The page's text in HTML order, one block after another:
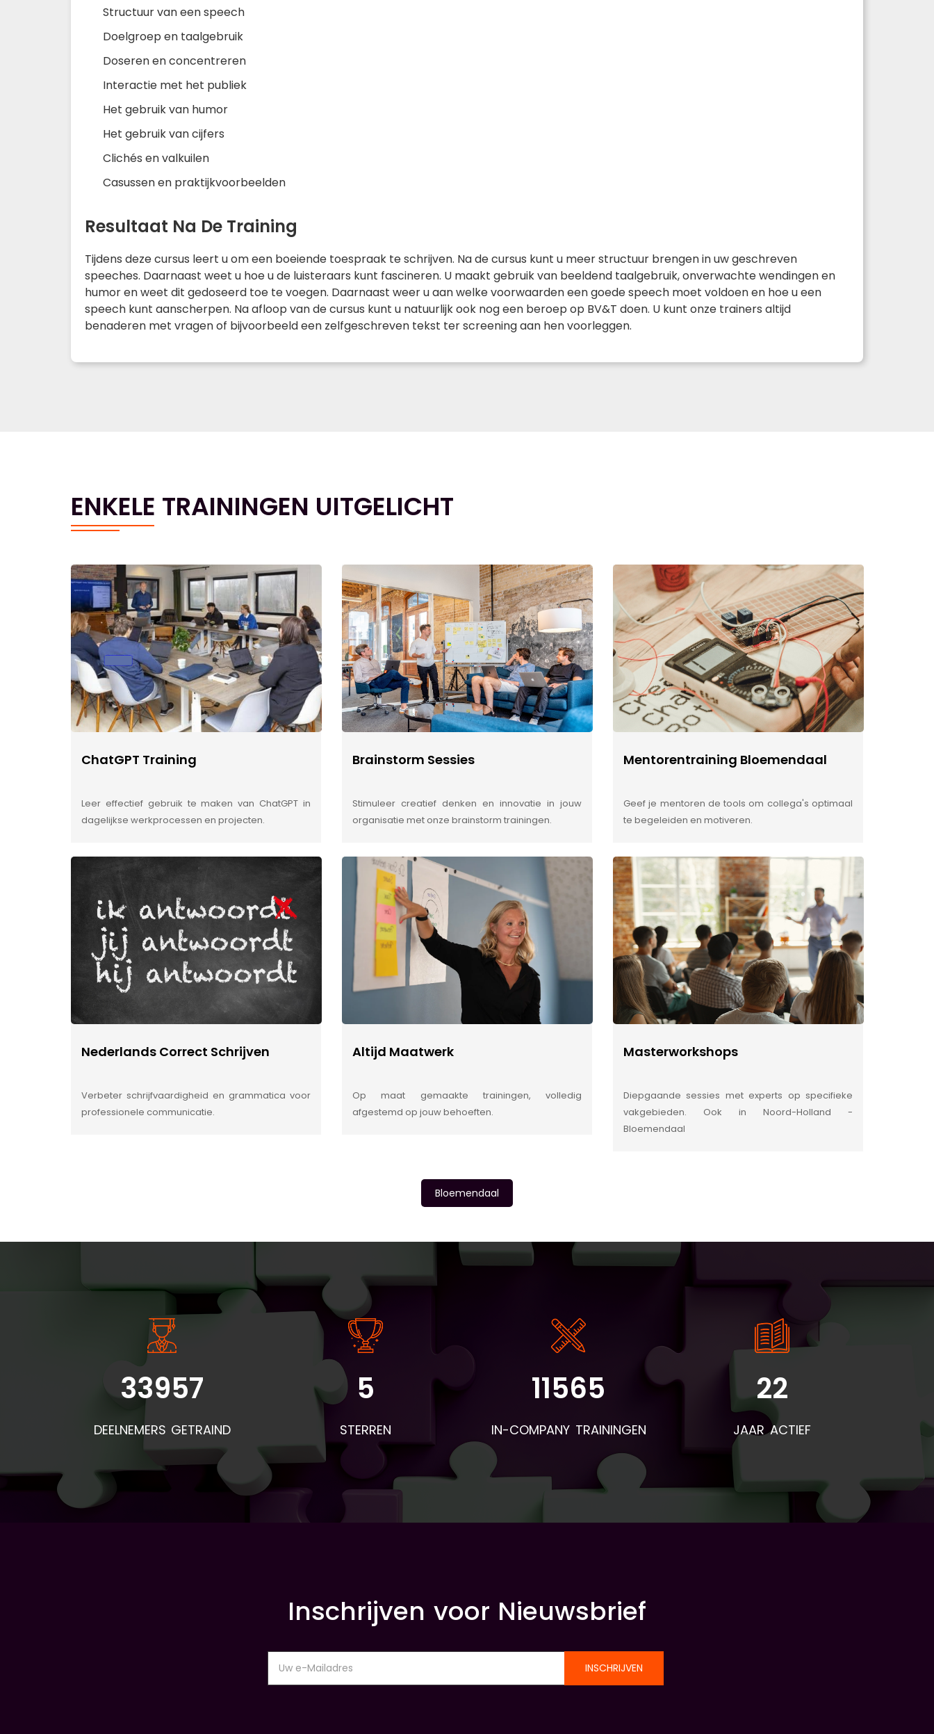
Structuur van een speech
Doelgroep en taalgebruik
Doseren en concentreren
Interactie met het publiek
Het gebruik van humor
Het gebruik van cijfers
Clichés en valkuilen
Casussen en praktijkvoorbeelden
Resultaat Na De Training
Tijdens deze cursus leert u om een boeiende toespraak te schrijven. Na de cursus kunt u meer structuur brengen in uw geschreven
speeches. Daarnaast weet u hoe u de luisteraars kunt fascineren. U maakt gebruik van beeldend taalgebruik, onverwachte wendingen en
humor en weet dit gedoseerd toe te voegen. Daarnaast weer u aan welke voorwaarden een goede speech moet voldoen en hoe u een
speech kunt aanscherpen. Na afloop van de cursus kunt u natuurlijk ook nog een beroep op BV&T doen. U kunt onze trainers altijd
benaderen met vragen of bijvoorbeeld een zelfgeschreven tekst ter screening aan hen voorleggen.
ENKELE TRAININGEN UITGELICHT
ChatGPT Training
Leer effectief gebruik te maken van ChatGPT in
dagelijkse werkprocessen en projecten.
Brainstorm Sessies
Stimuleer creatief denken en innovatie in jouw
organisatie met onze brainstorm trainingen.
Mentorentraining Bloemendaal
Geef je mentoren de tools om collega's optimaal
te begeleiden en motiveren.
Nederlands Correct Schrijven
Verbeter schrijfvaardigheid en grammatica voor
professionele communicatie.
Altijd Maatwerk
Op maat gemaakte trainingen, volledig
afgestemd op jouw behoeften.
Masterworkshops
Diepgaande sessies met experts op specifieke
vakgebieden. Ook in Noord-Holland -
Bloemendaal
Bloemendaal
33957
DEELNEMERS GETRAIND
5
STERREN
11565
IN-COMPANY TRAININGEN
22
JAAR ACTIEF
Inschrijven voor Nieuwsbrief
INSCHRIJVEN